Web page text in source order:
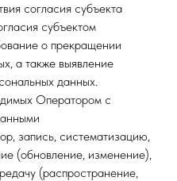
согласия субъекта
субъектом
о прекращении
а также выявление
данных.
Оператором с
запись, систематизацию,
(обновление, изменение),
(распространение,